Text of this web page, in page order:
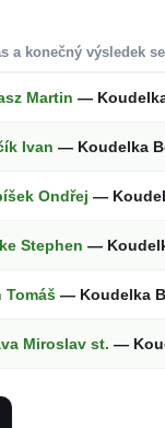
a konečný výsledek
Martin —
Ivan — Koudelka
Ondřej —
Stephen —
Tomáš — Koudelka
Miroslav st. —